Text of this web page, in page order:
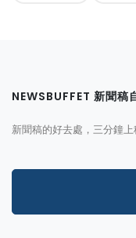
NEWSBUFFET 新聞稿
新聞稿的好去處，三分鐘